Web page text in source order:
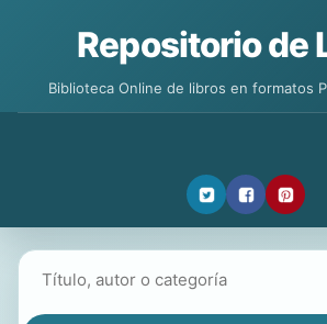
Repositorio de
Biblioteca Online de libros en formatos